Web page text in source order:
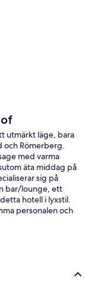
utmärkt läge, bara
och Römerberg.
med varma
äta middag på
sig på
bar/lounge, ett
hotell i lyxstil.
personalen och
Till